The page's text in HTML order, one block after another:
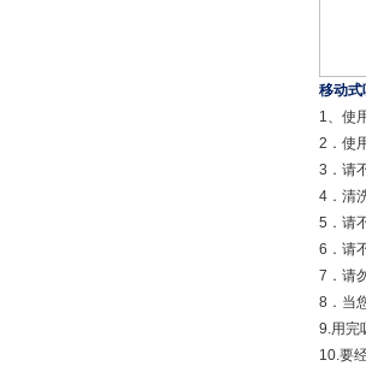
移动式
1、使
2．使
3．请
4．清
5．请
6．请
7．请
8．当
9.用完
10.要